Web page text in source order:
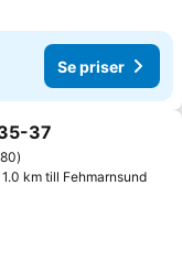
Se priser
Favoriter
37
80
km till Fehmarnsund